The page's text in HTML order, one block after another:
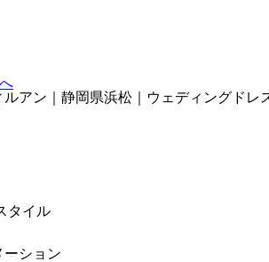
ルアン｜静岡県浜松｜ウェディングドレ
タイル
ーション